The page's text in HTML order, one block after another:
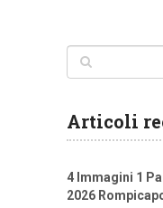
Articoli
4 Immagini 1
2026